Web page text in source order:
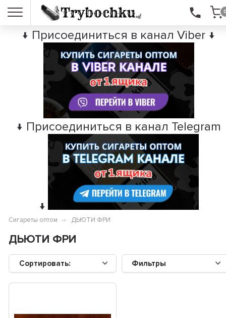
↓ Присоединиться в канал Viber ↓
↓ Присоединиться в канал Telegram
↓
Сигареты оптом ДЬЮТИ ФРИ
ДЬЮТИ ФРИ
Сортировать: Фильтры